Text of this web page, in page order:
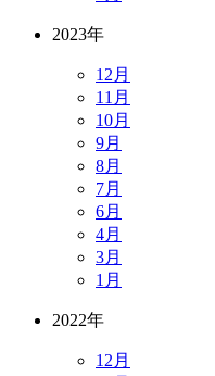
2023年
12月
11月
10月
9月
8月
7月
6月
4月
3月
1月
2022年
12月